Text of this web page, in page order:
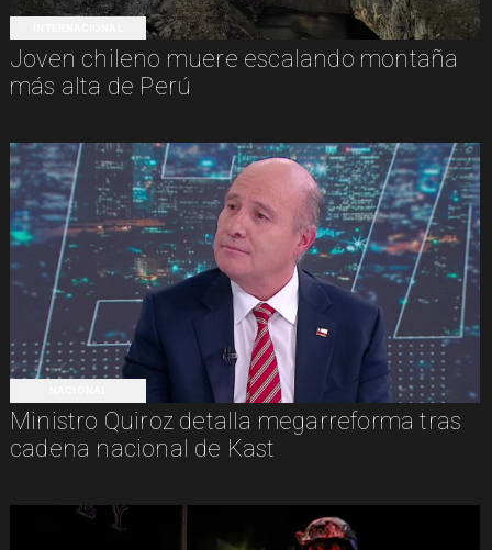
Joven chileno muere escalando montaña
más alta de Perú
Ministro Quiroz detalla megarreforma tras
cadena nacional de Kast